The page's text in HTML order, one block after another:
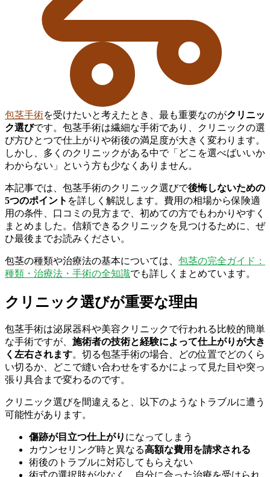
包茎手術を受けたいと考えたとき、最も重要なのがクリニッ
ク選びです。包茎手術は繊細な手術であり、クリニックの選
び方ひとつで仕上がりや術後の満足度が大きく変わります。
しかし、多くのクリニックがある中で「どこを選べばいいか
わからない」という方も少なくありません。
本記事では、包茎手術のクリニック選びで後悔しないための
5つのポイント を詳しく解説します。費用の相場から保険適
用の条件、口コミの見方まで、初めての方でもわかりやすく
まとめました。信頼できるクリニックを見つけるために、ぜ
ひ最後までお読みください。
包茎の種類や治療法の基本については、 包茎の完全ガイド：
種類・治療法・手術の全知識でも詳しくまとめています。
クリニック選びが重要な理由
包茎手術は泌尿器科や美容クリニックで行われる比較的簡単
な手術ですが、 施術者の技術と経験によって仕上がりが大き
く左右されます。切る包茎手術の場合、どの位置でどのくら
い切るか、どこで縫い合わせをするかによって見た目や突っ
張り具合まで変わるのです。
クリニック選びを間違えると、以下のようなトラブルに遭う
可能性があります。
傷跡が目立つ仕上がり になってしまう
カウンセリング時と異なる高額な費用を請求される
術後のトラブルに対応してもらえない